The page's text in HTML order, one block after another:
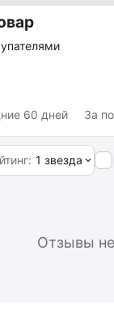
60 дней За
1 звезда
Отзывы